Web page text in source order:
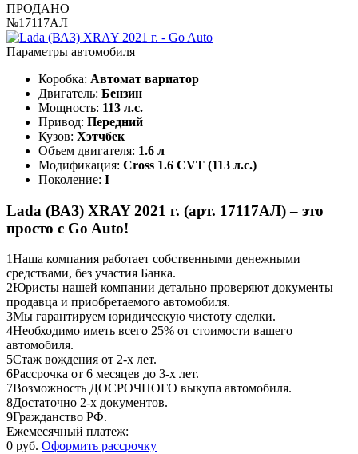
ПРОДАНО
№17117АЛ
Параметры автомобиля
Коробка: Автомат вариатор
Двигатель: Бензин
Мощность: 113 л.с.
Привод: Передний
Кузов: Хэтчбек
Объем двигателя: 1.6 л
Модификация: Cross 1.6 CVT (113 л.с.)
Поколение: I
Lada (ВАЗ) XRAY 2021 г. (арт. 17117АЛ) – это
просто с Go Auto!
1Наша компания работает собственными денежными
средствами, без участия Банка.
2Юристы нашей компании детально проверяют документы
продавца и приобретаемого автомобиля.
3Мы гарантируем юридическую чистоту сделки.
4Необходимо иметь всего 25% от стоимости вашего
автомобиля.
5Стаж вождения от 2-х лет.
6Рассрочка от 6 месяцев до 3-х лет.
7Возможность ДОСРОЧНОГО выкупа автомобиля.
8Достаточно 2-х документов.
9Гражданство РФ.
Ежемесячный платеж:
0 руб. Оформить рассрочку